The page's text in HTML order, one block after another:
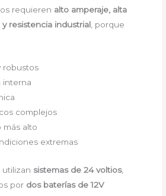
requieren alto amperaje, alta
resistencia industrial , porque
robustos
interna
complejos
más alto
extremas
utilizan sistemas de 24 voltios,
por dos baterías de 12V